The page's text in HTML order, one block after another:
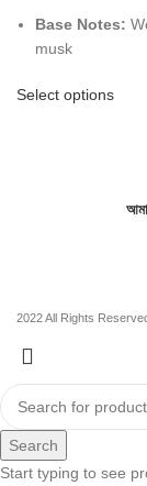
Base Notes:
musk
Select options
2022 All Rights
Search
Start typing to see